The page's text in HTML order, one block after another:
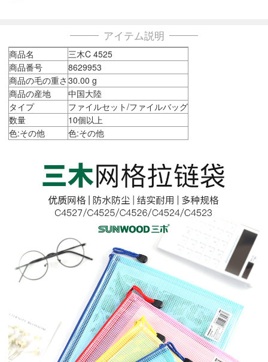
アイテム説明
商品名
三木C 4525
商品番号
8629953
商品の毛の重さ 30.00 g
商品の産地
中国大陸
タイプ
ファイルセット/ファイルバッグ
数量
10個以上
色:その他
色:その他